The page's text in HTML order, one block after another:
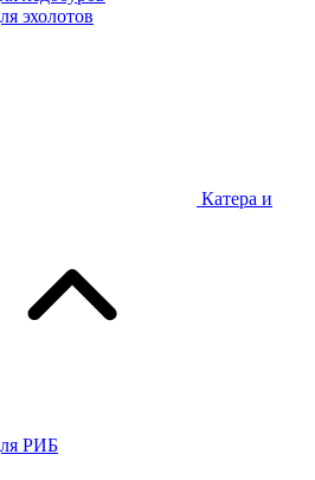
эхолотов
Катера и
РИБ